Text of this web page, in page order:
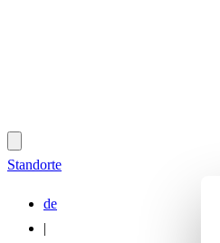
Standorte
de
|